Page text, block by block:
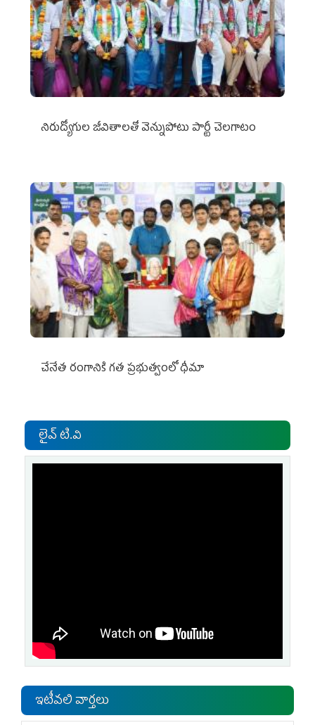
నిరుద్యోగుల జీవితాలతో వెన్నుపోటు పార్టీ చెలగాటం
చేనేత రంగానికి గత ప్రభుత్వంలో ధీమా
లైవ్ టి.వి
ఇటీవలి వార్తలు